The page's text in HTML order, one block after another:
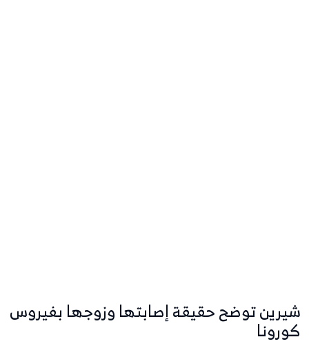
شيرين توضح حقيقة إصابتها وزوجها بفيروس
كورونا